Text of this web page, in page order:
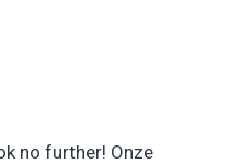
no further! Onze